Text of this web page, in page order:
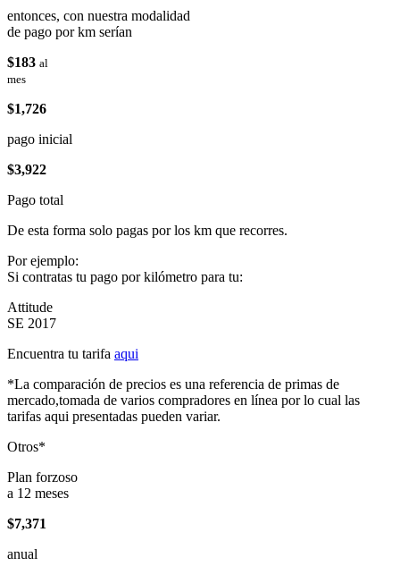
entonces, con nuestra modalidad
de pago por km serían
$183 al
mes
$1,726
pago inicial
$3,922
Pago total
De esta forma solo pagas por los km que recorres.
Por ejemplo:
Si contratas tu pago por kilómetro para tu:
Attitude
SE 2017
Encuentra tu tarifa aqui
*La comparación de precios es una referencia de primas de
mercado,tomada de varios compradores en línea por lo cual las
tarifas aqui presentadas pueden variar.
Otros*
Plan forzoso
a 12 meses
$7,371
anual